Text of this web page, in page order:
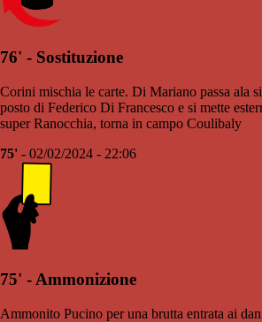
76' - Sostituzione
Corini mischia le carte. Di Mariano passa ala
posto di Federico Di Francesco e si mette
super Ranocchia, torna in campo Coulibaly
75' - 02/02/2024 - 22:06
75' - Ammonizione
Ammonito Pucino per una brutta entrata ai